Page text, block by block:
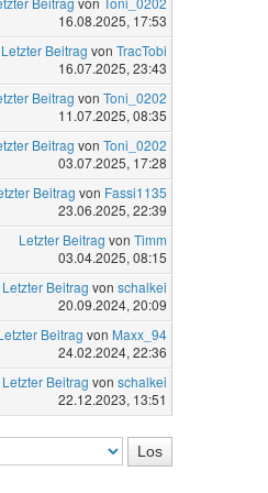
16.08.2025, 17:53
Letzter Beitrag von TracTobi
16.07.2025, 23:43
Beitrag von Toni_0202
11.07.2025, 08:35
Beitrag von Toni_0202
03.07.2025, 17:28
Beitrag von Fassi1135
23.06.2025, 22:39
Letzter Beitrag von Timm
03.04.2025, 08:15
Letzter Beitrag von schalkei
20.09.2024, 20:09
Beitrag von Maxx_94
24.02.2024, 22:36
Letzter Beitrag von schalkei
22.12.2023, 13:51